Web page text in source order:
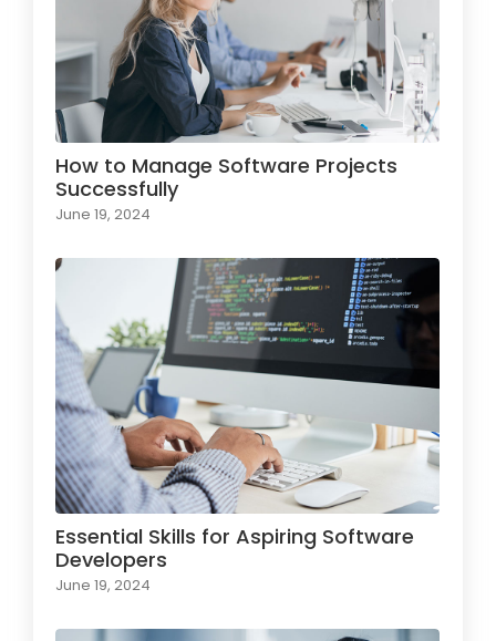
How to Manage Software Projects
Successfully
June 19, 2024
Essential Skills for Aspiring Software
Developers
June 19, 2024